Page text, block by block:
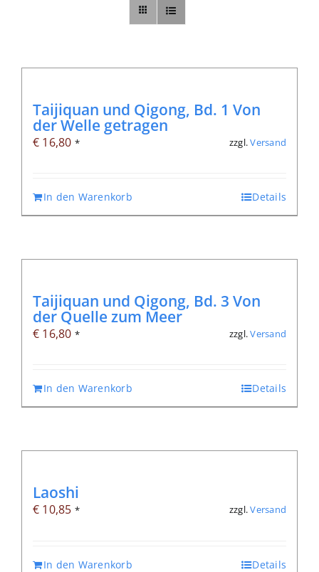
Taijiquan und Qigong, Bd. 1 Von
der Welle getragen
€ 16,80 * zzgl.Versand
In den Warenkorb Details
Taijiquan und Qigong, Bd. 3 Von
der Quelle zum Meer
€ 16,80 * zzgl.Versand
In den Warenkorb Details
Laoshi
€ 10,85 * zzgl.Versand
In den Warenkorb Details